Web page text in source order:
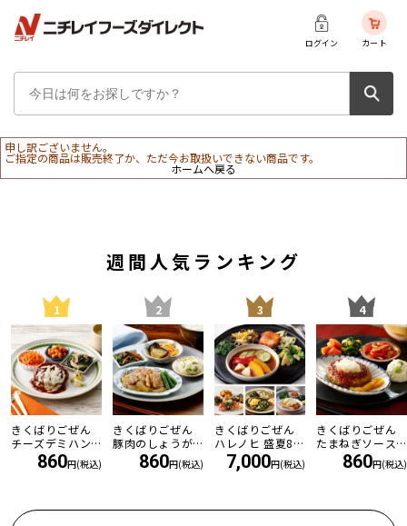
ログイン カート
申し訳ございません。
ご指定の商品は販売終了か、ただ今お取扱いできない商品です。
ホームへ戻る
週間人気ランキング
1
きくばりごぜん
チーズデミハン
バーグ860円(税込)
2
きくばりごぜん
豚肉のしょうが
860円(税込)
3
きくばりごぜん
ハレノヒ 盛夏8食
セット ・2026年
7月7,000円(税込)
4
きくばりごぜん
たまねぎソース
の和風ハンバー
860円(税込)